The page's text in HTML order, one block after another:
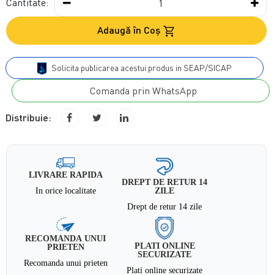
Adaugă în Coş
Solicita publicarea acestui produs in SEAP/SICAP
Comanda prin WhatsApp
Distribuie:
LIVRARE RAPIDA
In orice localitate
DREPT DE RETUR 14
ZILE
Drept de retur 14 zile
RECOMANDA UNUI
PRIETEN
Recomanda unui prieten
PLATI ONLINE
SECURIZATE
Plati online securizate